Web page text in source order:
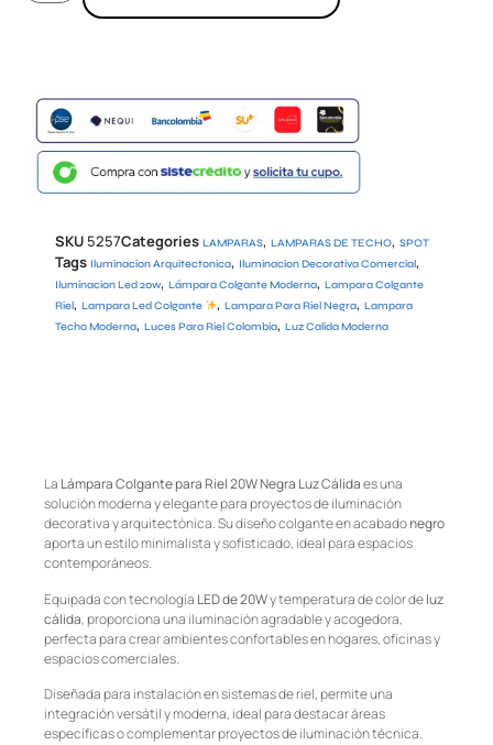
SKU 5257Categories LAMPARAS, LAMPARAS DE TECHO, SPOT
Tags Iluminacion Arquitectonica, Iluminacion Decorativa Comercial,
Iluminacion Led 20w, Lámpara Colgante Moderna, Lampara Colgante
Riel, Lampara Led Colgante ,Lampara Para Riel Negra,Lampara
Techo Moderna, Luces Para Riel Colombia, Luz Calida Moderna
La Lámpara Colgante para Riel 20W Negra Luz Cálidaes una
solución moderna y elegante para proyectos de iluminación
decorativa y arquitectónica. Su diseño colgante en acabadonegro
aporta un estilo minimalista y sofisticado, ideal para espacios
contemporáneos.
Equipada con tecnología LED de 20Wy temperatura de color deluz
cálida, proporciona una iluminación agradable y acogedora,
perfecta para crear ambientes confortables en hogares, oficinas y
espacios comerciales.
Diseñada para instalación en sistemas de riel, permite una
integración versátil y moderna, ideal para destacar áreas
específicas o complementar proyectos de iluminación técnica.